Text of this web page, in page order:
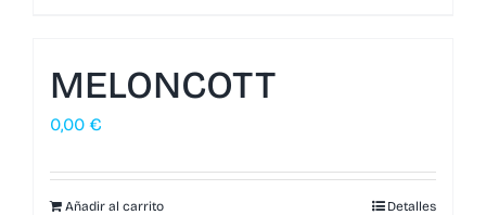
MELONCOTT
0,00 €
Añadir al carrito Detalles